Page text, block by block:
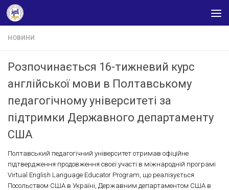
Skip to content
НОВИНИ
Розпочинається 16-тижневий курс
англійської мови в Полтавському
педагогічному університеті за
підтримки Державного департаменту
США
Полтавський педагогічний університет отримав офіційне
підтвердження продовження своєї участі в міжнародній програмі
Virtual English Language Educator Program, що реалізується
Посольством США в Україні, Державним департаментом США в